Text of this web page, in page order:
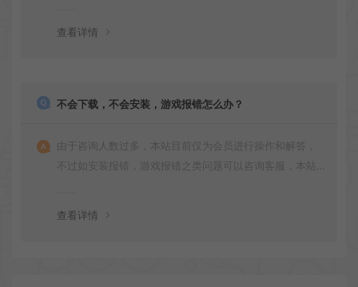
查看详情
不会下载，不会安装，游戏报错怎么办？
由于咨询人数过多，本站目前仅为会员进行操作和解答，
不过如安装报错，游戏报错之类问题可以咨询客服，本站
查看详情